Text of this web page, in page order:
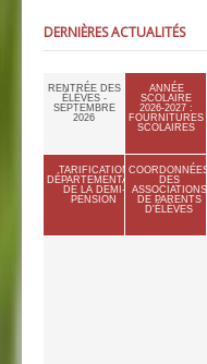
DERNIÈRES ACTUALITÉS
RENTRÉE DES
ÉLÈVES -
SEPTEMBRE
2026
ANNÉE
SCOLAIRE
2026-2027 :
FOURNITURES
SCOLAIRES
TARIFICATION
DÉPARTEMENTALE
DE LA DEMI-
PENSION
COORDONNÉES
DES
ASSOCIATIONS
DE PARENTS
D'ÉLÈVES